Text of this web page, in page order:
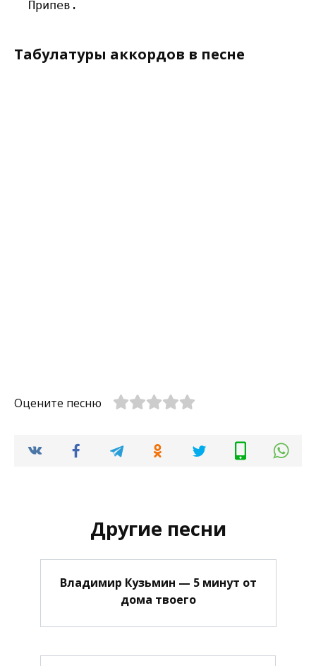
Табулатуры аккордов в песне
Оцените песню
Другие песни
Владимир Кузьмин — 5 минут от
дома твоего